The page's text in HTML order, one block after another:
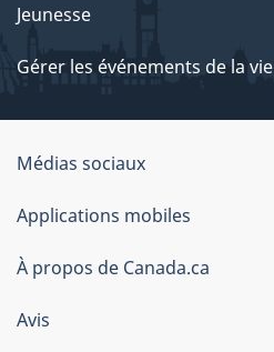
Jeunesse
Gérer les événements de la vie
Organisation
du
gouvernement
du
Canada
Médias sociaux
Applications mobiles
À propos de Canada.ca
Avis